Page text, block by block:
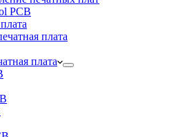
PCB
плата
плата